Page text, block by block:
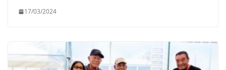
17/03/2024